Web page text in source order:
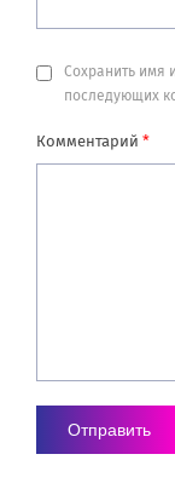
Сохранить имя
последующих
Комментарий *